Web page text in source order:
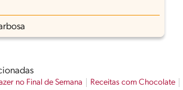
no Final de Semana Receitas com Chocolate